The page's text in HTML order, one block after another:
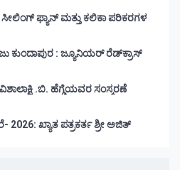
ಸೀಲಿಂಗ್ ಫ್ಯಾನ್ ಮತ್ತು ಕಲಿಕಾ ಪರಿಕರಗಳ
ಕುಂದಾಪುರ : ಜ್ಯೂನಿಯರ್‌ ರೆಡ್‌ಕ್ರಾಸ್‌
.ಬಿ. ಹೆಗ್ಡೆಯವರ ಸಂಸ್ಮರಣೆ
2026: ಖ್ಯಾತ ಪತ್ರಕರ್ತ ಶ್ರೀ ಅಜಿತ್